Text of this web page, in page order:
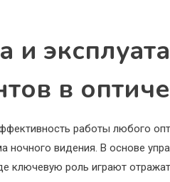
и
в
работы любого
ночного видения. В основе
ключевую роль играют